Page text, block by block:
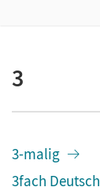
3
3-malig
3fach Deutsch